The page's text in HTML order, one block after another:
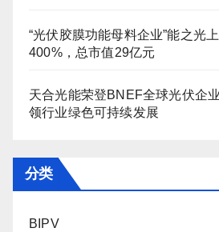
“光伏胶膜功能母料企业”能之光
400%，总市值29亿元
天合光能荣登BNEF全球光伏企
领行业绿色可持续发展
分类
BIPV